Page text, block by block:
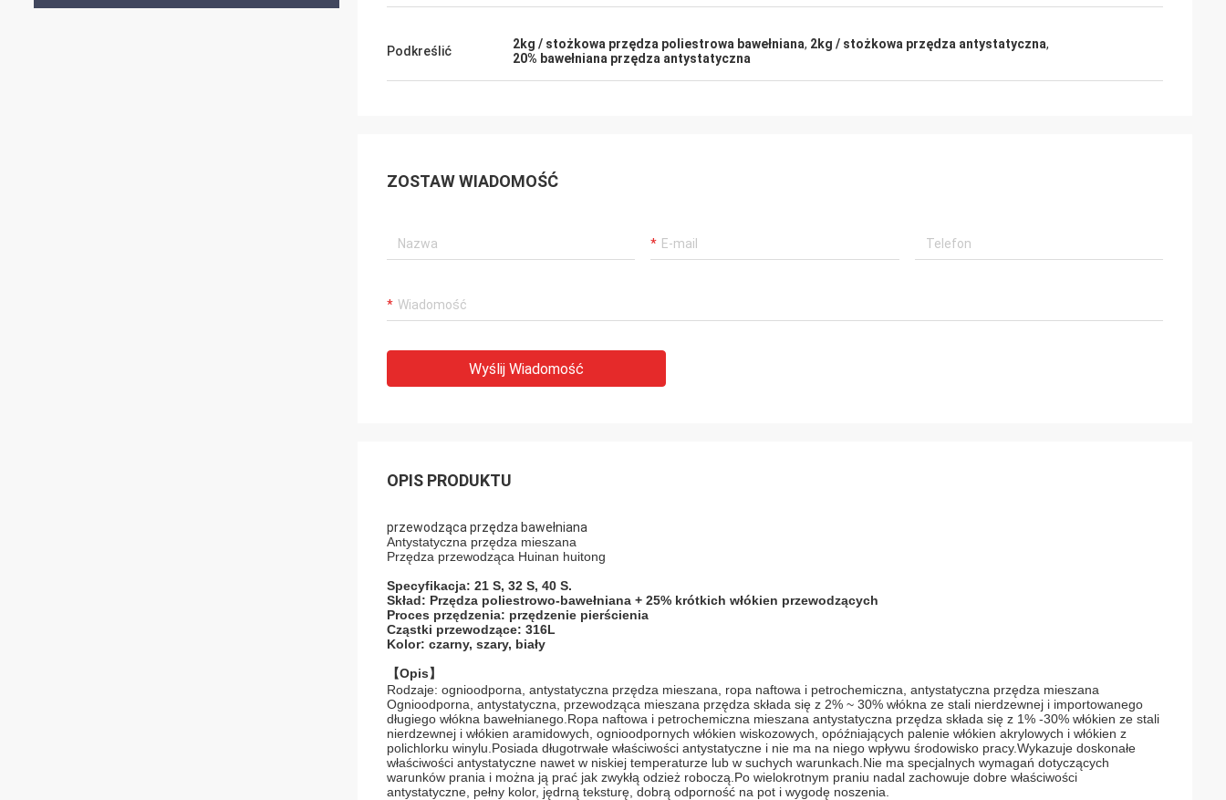
Podkreślić 2kg / stożkowa przędza poliestrowa bawełniana, 2kg / stożkowa przędza antystatyczna,
20% bawełniana przędza antystatyczna
ZOSTAW WIADOMOŚĆ
Wyślij Wiadomość
OPIS PRODUKTU
przewodząca przędza bawełniana
Antystatyczna przędza mieszana
Przędza przewodząca Huinan huitong
Specyfikacja: 21 S, 32 S, 40 S.
Skład: Przędza poliestrowo-bawełniana + 25% krótkich włókien przewodzących
Proces przędzenia: przędzenie pierścienia
Cząstki przewodzące: 316L
Kolor: czarny, szary, biały
【Opis】
Rodzaje: ognioodporna, antystatyczna przędza mieszana, ropa naftowa i petrochemiczna, antystatyczna przędza mieszana
Ognioodporna, antystatyczna, przewodząca mieszana przędza składa się z 2% ~ 30% włókna ze stali nierdzewnej i importowanego
długiego włókna bawełnianego.Ropa naftowa i petrochemiczna mieszana antystatyczna przędza składa się z 1% -30% włókien ze stali
nierdzewnej i włókien aramidowych, ognioodpornych włókien wiskozowych, opóźniających palenie włókien akrylowych i włókien z
polichlorku winylu.Posiada długotrwałe właściwości antystatyczne i nie ma na niego wpływu środowisko pracy.Wykazuje doskonałe
właściwości antystatyczne nawet w niskiej temperaturze lub w suchych warunkach.Nie ma specjalnych wymagań dotyczących
warunków prania i można ją prać jak zwykłą odzież roboczą.Po wielokrotnym praniu nadal zachowuje dobre właściwości
antystatyczne, pełny kolor, jędrną teksturę, dobrą odporność na pot i wygodę noszenia.